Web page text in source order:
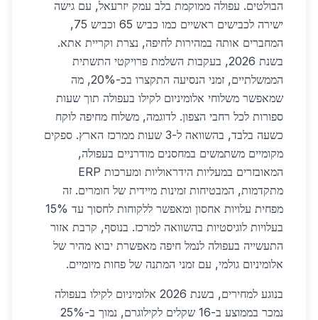
הבולטים. עפולה ממוקמת בלב עמק יזרעאל, עם גישה
ישירה לכבישים ראשיים כמו כביש 65 וכביש 75,
המחברים אותה במהירות לחיפה, נצרת וקריית אתא.
בשנת 2026, בעקבות השלמת פרויקטי התשתית
הממשלתיים, זמני הנסיעה התקצרו בכ-20%, מה
שמאפשר משלוחי אלומיניום לקילו בעפולה תוך שעות
ספורות לכל רחבי הצפון. לדוגמה, משלוח מחיפה לוקח
כשעה בלבד, בהשוואה ל-3 שעות ממרכז הארץ. ספקים
מקומיים משתמשים במחסנים מודרניים בעפולה,
המאובזרים במעליות הידראוליות ומערכות ERP
מתקדמות, המבטיחות זמינות מיידית של חומרים. זה
מפחית עלויות אחסון ומאפשר ללקוחות לחסוך עד 15%
בעלויות לוגיסטיות בהשוואה למרכז. בנוסף, קרבת אזור
התעשייה בעפולה לנמל חיפה מאפשרת יבוא מהיר של
אלומיניום גולמי, עם זמני המתנה של פחות מיומיים.
בנוגע למחירים, בשנת 2026 אלומיניום לקילו בעפולה
נמכר בממוצע ב-16 שקלים לקילוגרם, נמוך ב-25%